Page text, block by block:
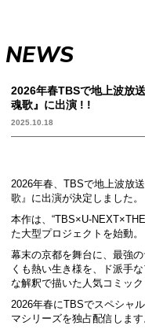
NEWS
2026年春TBSで地上波放
魂歌』に出演 ! !
2025.10.18
2026年春、TBSで地上波放
歌』に出演が決定しました。
本作は、“TBS×U-
た大型プロジェクトを始動。
幕末の京都を舞台に、最強
くも熱い生き様を、ド派手
な解釈で描いた人気コミッ
2026年春にTBSでスペシャ
マシリーズを独占配信します